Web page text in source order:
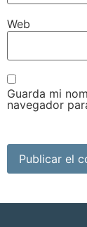
Web
Guarda mi
navegador